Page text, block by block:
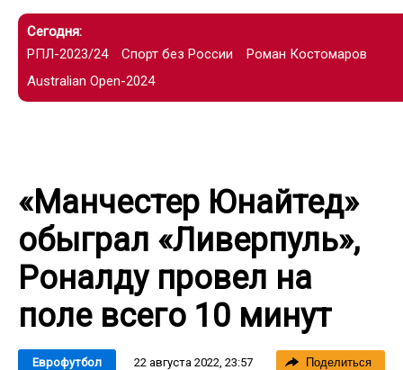
Сегодня:
РПЛ-2023/24
Спорт без России
Роман Костомаров
Australian Open-2024
«Манчестер Юнайтед»
обыграл «Ливерпуль»,
Роналду провел на
поле всего 10 минут
Еврофутбол 22 августа 2022, 23:57 Поделиться